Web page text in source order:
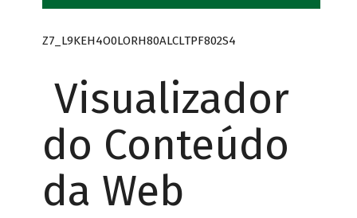
Z7_L9KEH4O0LORH80ALCLTPF802S4
Visualizador
do Conteúdo
da Web